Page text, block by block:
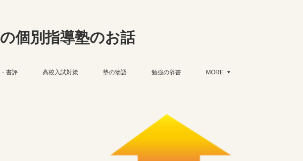
個別指導塾のお話
書評 高校入試対策 塾の物語 勉強の辞書 MORE